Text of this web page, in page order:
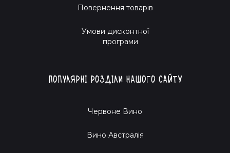
Повернення товарів
Умови дисконтної
програми
Популярні розділи нашого сайту
Червоне Вино
Вино Австралія